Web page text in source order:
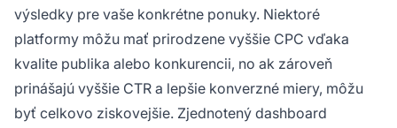
výsledky pre vaše konkrétne ponuky. Niektoré
platformy môžu mať prirodzene vyššie CPC vďaka
kvalite publika alebo konkurencii, no ak zároveň
prinášajú vyššie CTR a lepšie konverzné miery, môžu
byť celkovo ziskovejšie. Zjednotený dashboard